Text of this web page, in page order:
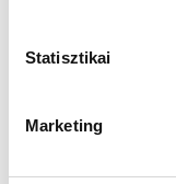
Statisztikai
Marketing